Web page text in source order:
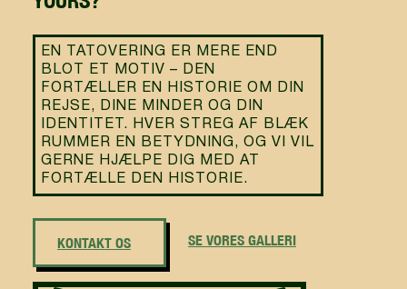
EN TATOVERING ER MERE END
BLOT ET MOTIV – DEN
FORTÆLLER EN HISTORIE OM DIN
REJSE, DINE MINDER OG DIN
IDENTITET. HVER STREG AF BLÆK
RUMMER EN BETYDNING, OG VI VIL
GERNE HJÆLPE DIG MED AT
FORTÆLLE DEN HISTORIE.
KONTAKT OS SE VORES GALLERI